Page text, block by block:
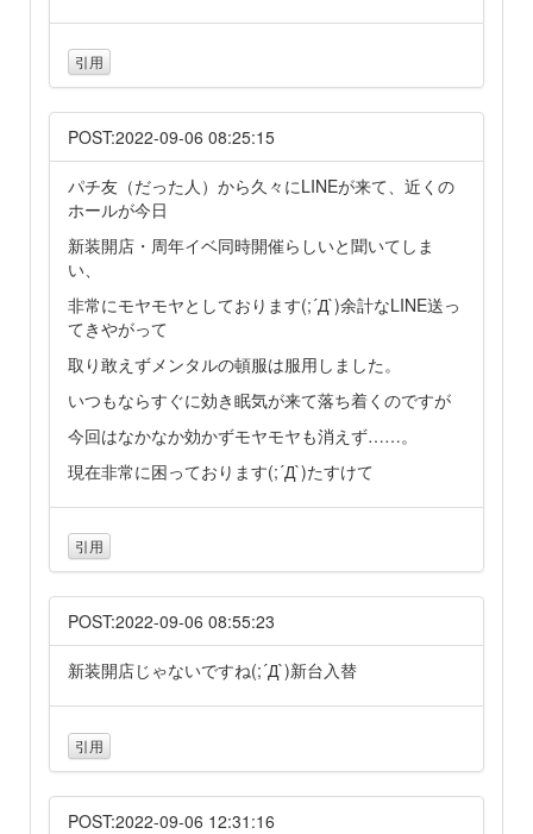
引用
POST:2022-09-06 08:25:15
パチ友（だった人）から久々にLINEが来て、近くの
ホールが今日
新装開店・周年イベ同時開催らしいと聞いてしま
い、
非常にモヤモヤとしております(;´Д`)余計なLINE送っ
てきやがって
取り敢えずメンタルの頓服は服用しました。
いつもならすぐに効き眠気が来て落ち着くのですが
今回はなかなか効かずモヤモヤも消えず……。
現在非常に困っております(;´Д`)たすけて
引用
POST:2022-09-06 08:55:23
新装開店じゃないですね(;´Д`)新台入替
引用
POST:2022-09-06 12:31:16